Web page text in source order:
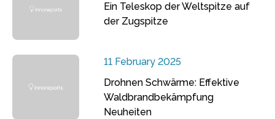
Ein Teleskop der Weltspitze auf
der Zugspitze
11 February 2025
Drohnen Schwärme: Effektive
Waldbrandbekämpfung
Neuheiten